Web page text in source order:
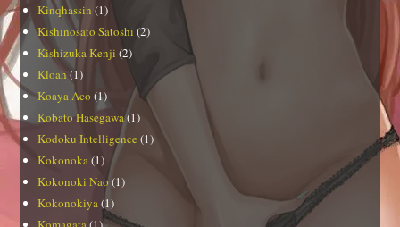
Kinqhassin (1)
Kishinosato Satoshi (2)
Kishizuka Kenji (2)
Kloah(1)
Koaya Aco (1)
Kobato Hasegawa(1)
Kodoku Intelligence (1)
Kokonoka(1)
Kokonoki Nao(1)
Kokonokiya(1)